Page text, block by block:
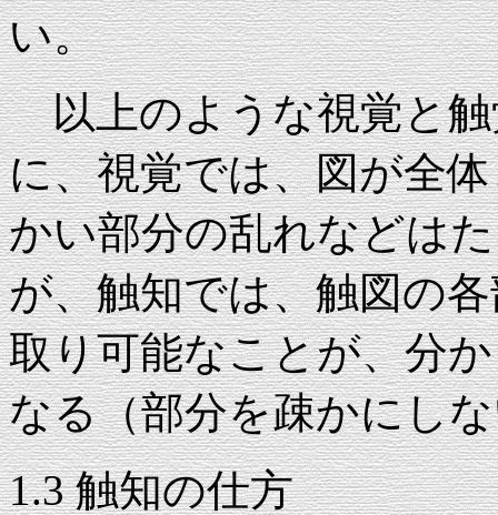
い。
以上のような視覚と触
に、視覚では、図が全
かい部分の乱れなどは
が、触知では、触図の
取り可能なことが、分
なる（部分を疎かにし
1.3 触知の仕方